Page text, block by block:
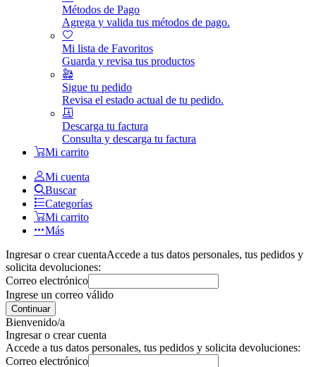
Métodos de Pago
Agrega y valida tus métodos de pago.
Mi lista de Favoritos
Guarda y revisa tus productos
Sigue tu pedido
Revisa el estado actual de tu pedido.
Descarga tu factura
Consulta y descarga tu factura
Mi carrito
Mi cuenta
Buscar
Categorías
Mi carrito
Más
Ingresar o crear cuentaAccede a tus datos personales, tus pedidos y
solicita devoluciones:
Correo electrónico
Ingrese un correo válido
Continuar
Bienvenido/a
Ingresar o crear cuenta
Accede a tus datos personales, tus pedidos y solicita devoluciones:
Correo electrónico